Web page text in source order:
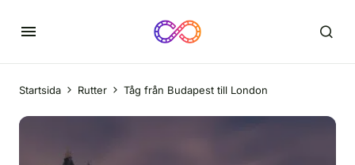
Startsida Rutter Tåg från Budapest till London